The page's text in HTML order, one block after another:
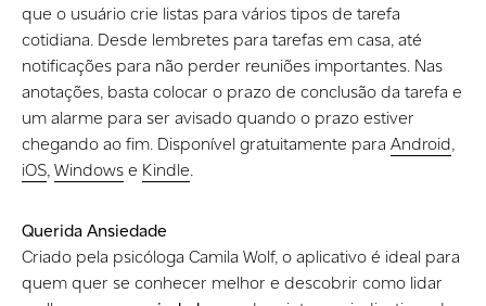
que o usuário crie listas para vários tipos de tarefa
cotidiana. Desde lembretes para tarefas em casa, até
notificações para não perder reuniões importantes. Nas
anotações, basta colocar o prazo de conclusão da tarefa e
um alarme para ser avisado quando o prazo estiver
chegando ao fim. Disponível gratuitamente para Android,
iOS,Windowse Kindle.
Querida Ansiedade
Criado pela psicóloga Camila Wolf, o aplicativo é ideal para
quem quer se conhecer melhor e descobrir como lidar